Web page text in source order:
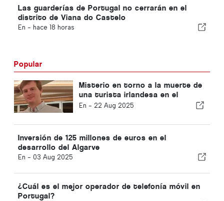
Las guarderías de Portugal no cerrarán en el
distrito de Viana do Castelo
En - hace 18 horas
Popular
Misterio en torno a la muerte de
una turista irlandesa en el
Algarve
En - 22 Aug 2025
Inversión de 125 millones de euros en el
desarrollo del Algarve
En - 03 Aug 2025
¿Cuál es el mejor operador de telefonía móvil en
Portugal?